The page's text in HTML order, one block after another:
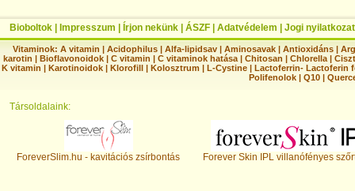
Bioboltok Impresszum Írjon nekünk ÁSZF Adatvédelem Jogi nyilatkozat
Vitaminok: A vitamin |Acidophilus |Alfa-lipidsav |Aminosavak |Antioxidáns |
karotin | Bioflavonoidok | C vitamin | C vitaminok hatása | Chitosan | Chlorella |
K vitamin | Karotinoidok | Klorofill | Kolosztrum | L-Cystine | Lactoferrin- Lactoferin
Polifenolok |Q10 |
Társoldalaink:
ForeverSlim.hu - kavitációs zsírbontás Forever Skin IPL villanófényes